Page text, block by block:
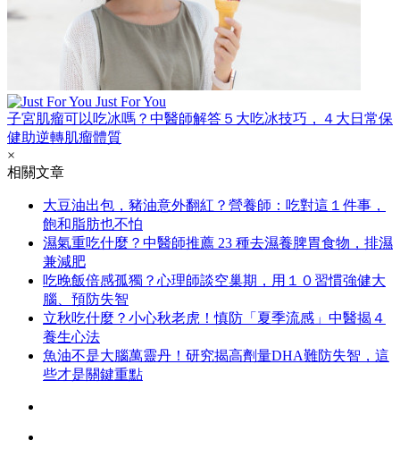
Just For You
子宮肌瘤可以吃冰嗎？中醫師解答５大吃冰技巧，４大日常保
健助逆轉肌瘤體質
×
相關文章
大豆油出包，豬油意外翻紅？營養師：吃對這１件事，
飽和脂肪也不怕
濕氣重吃什麼？中醫師推薦 23 種去濕養脾胃食物，排濕
兼減肥
吃晚飯倍感孤獨？心理師談空巢期，用１０習慣強健大
腦、預防失智
立秋吃什麼？小心秋老虎！慎防「夏季流感」中醫揭４
養生心法
魚油不是大腦萬靈丹！研究揭高劑量DHA難防失智，這
些才是關鍵重點